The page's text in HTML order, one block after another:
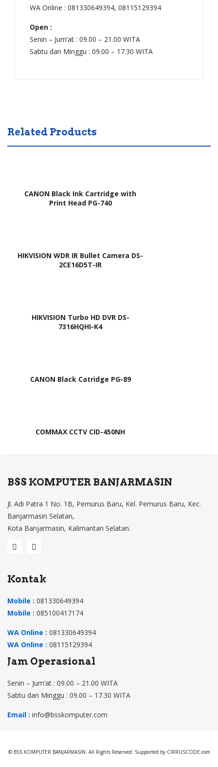
WA Online : 081330649394, 08115129394
Open :
Senin – Jum’at : 09.00 – 21.00 WITA
Sabtu dan Minggu : 09.00 – 17.30 WITA
Related Products
CANON Black Ink Cartridge with
Print Head PG-740
HIKVISION WDR IR Bullet Camera DS-
2CE16D5T-IR
HIKVISION Turbo HD DVR DS-
7316HQHI-K4
CANON Black Catridge PG-89
COMMAX CCTV CID-450NH
BSS KOMPUTER BANJARMASIN
Jl. Adi Patra 1 No. 1B, Pemurus Baru, Kel. Pemurus Baru, Kec.
Banjarmasin Selatan,
Kota Banjarmasin, Kalimantan Selatan.
Kontak
Mobile : 081330649394
Mobile : 085100417174
WA Online : 081330649394
WA Online : 08115129394
Jam Operasional
Senin – Jum’at : 09.00 – 21.00 WITA
Sabtu dan Minggu : 09.00 – 17.30 WITA
Email : info@bsskomputer.com
© BSS KOMPUTER BANJARMASIN. All Rights Reserved. Supported by CIRRUSCODE.com